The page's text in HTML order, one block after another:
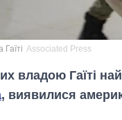
Associated Press
владою Гаїті
, виявилися